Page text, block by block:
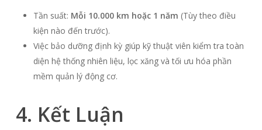
Tần suất: Mỗi 10.000 km hoặc 1 năm (Tùy theo điều
kiện nào đến trước).
Việc bảo dưỡng định kỳ giúp kỹ thuật viên kiểm tra toàn
diện hệ thống nhiên liệu, lọc xăng và tối ưu hóa phần
mềm quản lý động cơ.
4. Kết Luận